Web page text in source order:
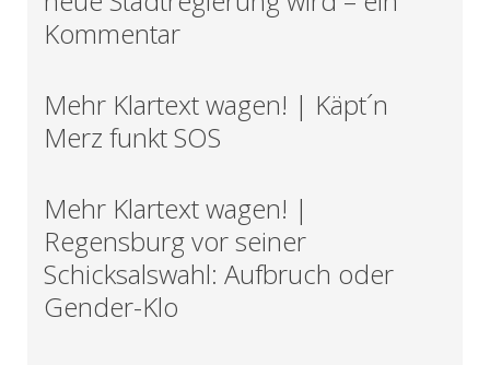
Kommentar
Mehr Klartext wagen! | Käpt´n
Merz funkt SOS
Mehr Klartext wagen! |
Regensburg vor seiner
Schicksalswahl: Aufbruch oder
Gender-Klo